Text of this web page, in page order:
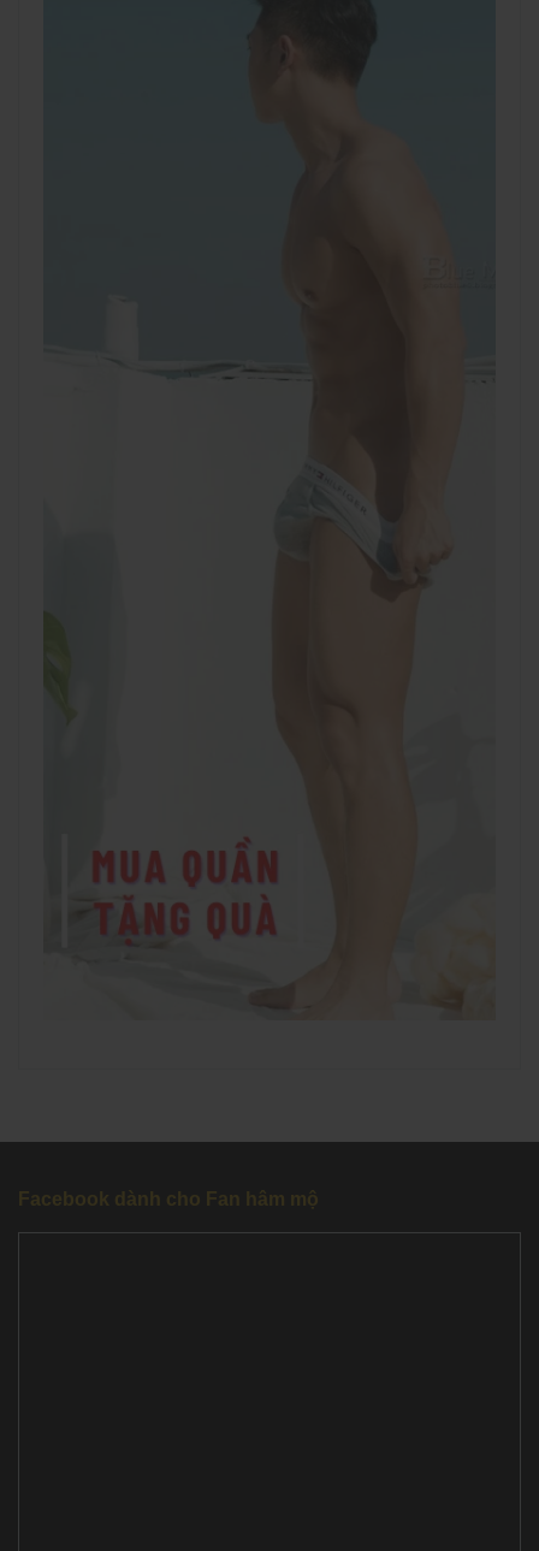
Facebook dành cho Fan hâm mộ